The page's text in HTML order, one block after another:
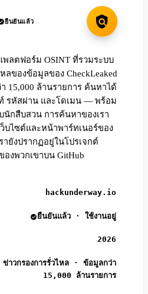
ยืนยันแล้ว
พลตฟอร์ม OSINT ที่รวมระบบ
ลของข้อมูลของ CheckLeaked
15,000 ล้านรายการ ค้นหาได้
รหัสผ่าน และโดเมน — พร้อม
นักสืบสวน การค้นหาของเรา
บไซต์และหน้าพาร์ทเนอร์ของ
ายังปรากฏอยู่ในโปรเจกต์
องพวกเขาบน GitHub
hackunderway.io
ยืนยันแล้ว · ใช้งานอยู่
2026
าวกรองการรั่วไหล · ข้อมูลกว่า
15,000 ล้านรายการ